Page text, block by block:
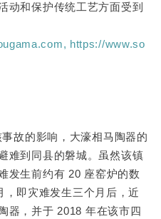
动和保护传统工艺方面受到
https://www.so
故的影响，大濠相马陶器的
难到同县的磐城。虽然该镇
发生前约有 20 座窑炉的数
即灾难发生三个月后，近
器，并于 2018 年在该市四